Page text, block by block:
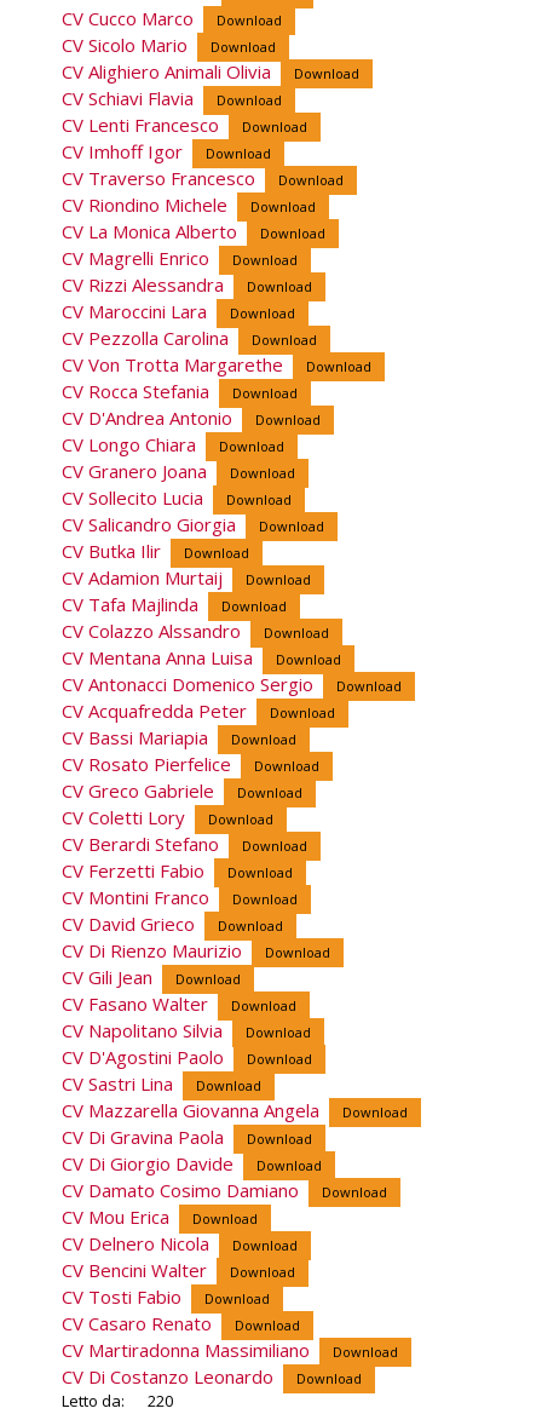
CV Cucco Marco Download
CV Sicolo Mario Download
CV Alighiero Animali Olivia Download
CV Schiavi Flavia Download
CV Lenti Francesco Download
CV Imhoff Igor Download
CV Traverso Francesco Download
CV Riondino Michele Download
CV La Monica Alberto Download
CV Magrelli Enrico Download
CV Rizzi Alessandra Download
CV Maroccini Lara Download
CV Pezzolla Carolina Download
CV Von Trotta Margarethe Download
CV Rocca Stefania Download
CV D'Andrea Antonio Download
CV Longo Chiara Download
CV Granero Joana Download
CV Sollecito Lucia Download
CV Salicandro Giorgia Download
CV Butka Ilir Download
CV Adamion Murtaij Download
CV Tafa Majlinda Download
CV Colazzo Alssandro Download
CV Mentana Anna Luisa Download
CV Antonacci Domenico Sergio Download
CV Acquafredda Peter Download
CV Bassi Mariapia Download
CV Rosato Pierfelice Download
CV Greco Gabriele Download
CV Coletti Lory Download
CV Berardi Stefano Download
CV Ferzetti Fabio Download
CV Montini Franco Download
CV David Grieco Download
CV Di Rienzo Maurizio Download
CV Gili Jean Download
CV Fasano Walter Download
CV Napolitano Silvia Download
CV D'Agostini Paolo Download
CV Sastri Lina Download
CV Mazzarella Giovanna Angela Download
CV Di Gravina Paola Download
CV Di Giorgio Davide Download
CV Damato Cosimo Damiano Download
CV Mou Erica Download
CV Delnero Nicola Download
CV Bencini Walter Download
CV Tosti Fabio Download
CV Casaro Renato Download
CV Martiradonna Massimiliano Download
CV Di Costanzo Leonardo Download
Letto da: 220